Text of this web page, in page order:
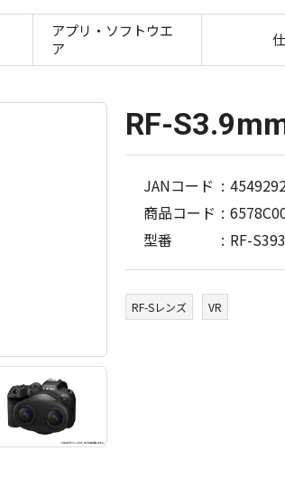
アプリ・ソフトウエ
ア
RF-
JANコード
商品コード
型番
RF-
RF-Sレンズ VR